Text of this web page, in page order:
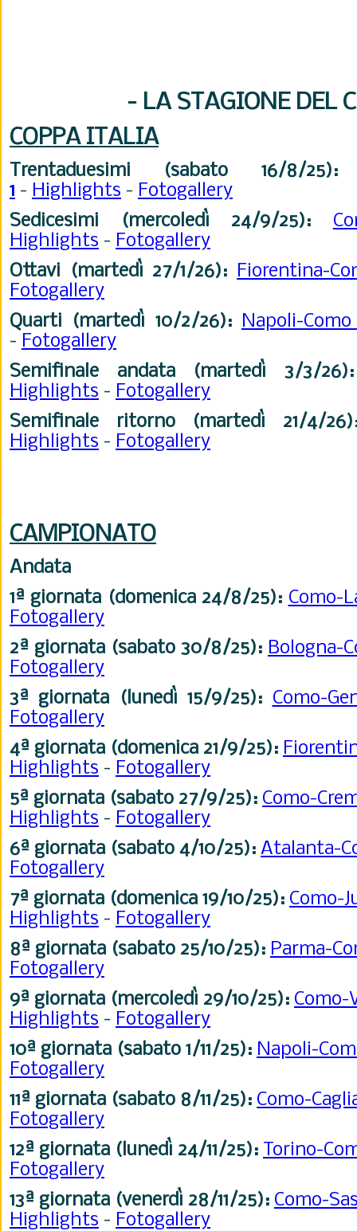
- LA STAGIONE DEL
COPPA ITALIA
Trentaduesimi (sabato 16/8/25):
1 - Highlights - Fotogallery
Sedicesimi (mercoledì 24/9/25):
Highlights - Fotogallery
Ottavi (martedì 27/1/26): Fiorentina-
Fotogallery
Quarti (martedì 10/2/26): Napoli-
- Fotogallery
Semifinale andata (martedì 3/3/26):
Highlights - Fotogallery
Semifinale ritorno (martedì 21/4/26)
Highlights - Fotogallery
CAMPIONATO
Andata
1ª giornata (domenica 24/8/25): Como-
Fotogallery
2ª giornata (sabato 30/8/25): Bologna-
Fotogallery
3ª giornata (lunedì 15/9/25): Como-
Fotogallery
4ª giornata (domenica 21/9/25):
Highlights - Fotogallery
5ª giornata (sabato 27/9/25): Como-
Highlights - Fotogallery
6ª giornata (sabato 4/10/25): Atalanta-
Fotogallery
7ª giornata (domenica 19/10/25): Como-
Highlights - Fotogallery
8ª giornata (sabato 25/10/25): Parma-
Fotogallery
9ª giornata (mercoledì 29/10/25): Como-
Highlights - Fotogallery
10ª giornata (sabato 1/11/25): Napoli-
Fotogallery
11ª giornata (sabato 8/11/25): Como-
Fotogallery
12ª giornata (lunedì 24/11/25): Torino-
Fotogallery
13ª giornata (venerdì 28/11/25): Como-
Highlights - Fotogallery